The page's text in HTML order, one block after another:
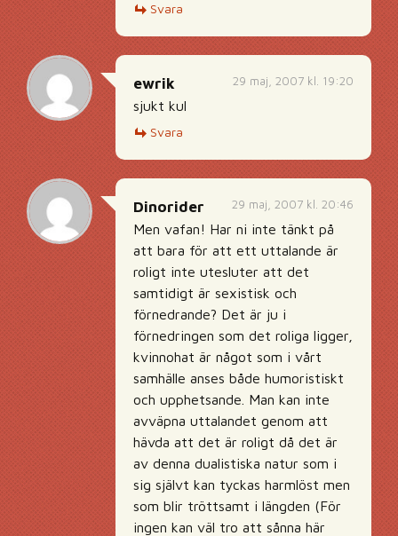
Svara
29 maj, 2007 kl. 19:20
ewrik
sjukt kul
Svara
29 maj, 2007 kl. 20:46
Dinorider
Men vafan! Har ni inte tänkt på
att bara för att ett uttalande är
roligt inte utesluter att det
samtidigt är sexistisk och
förnedrande? Det är ju i
förnedringen som det roliga ligger,
kvinnohat är något som i vårt
samhälle anses både humoristiskt
och upphetsande. Man kan inte
avväpna uttalandet genom att
hävda att det är roligt då det är
av denna dualistiska natur som i
sig självt kan tyckas harmlöst men
som blir tröttsamt i längden (För
ingen kan väl tro att sånna här